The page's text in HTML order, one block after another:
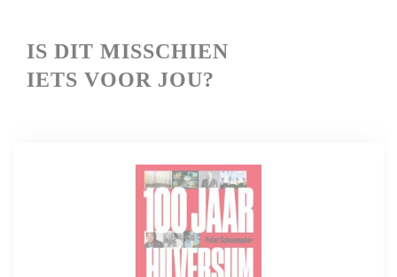
IS DIT MISSCHIEN
IETS VOOR JOU?